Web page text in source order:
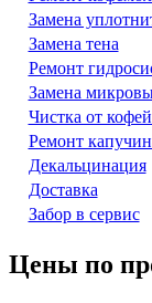
Замена
Замена тена
Ремонт
Замена
Чистка от
Ремонт
Декальцинация
Доставка
Забор в сервис
Цены по